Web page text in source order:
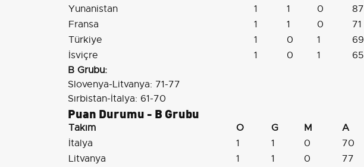
Yunanistan
1 1 0 87
Fransa
1 1 0 71
Türkiye
1 0 1 69
İsviçre
1 0 1 65
B Grubu:
Slovenya-Litvanya: 71-77
Sırbistan-İtalya: 61-70
Puan Durumu - B Grubu
Takım O G M A
İtalya
1 1 0 70
Litvanya
1 1 0 77